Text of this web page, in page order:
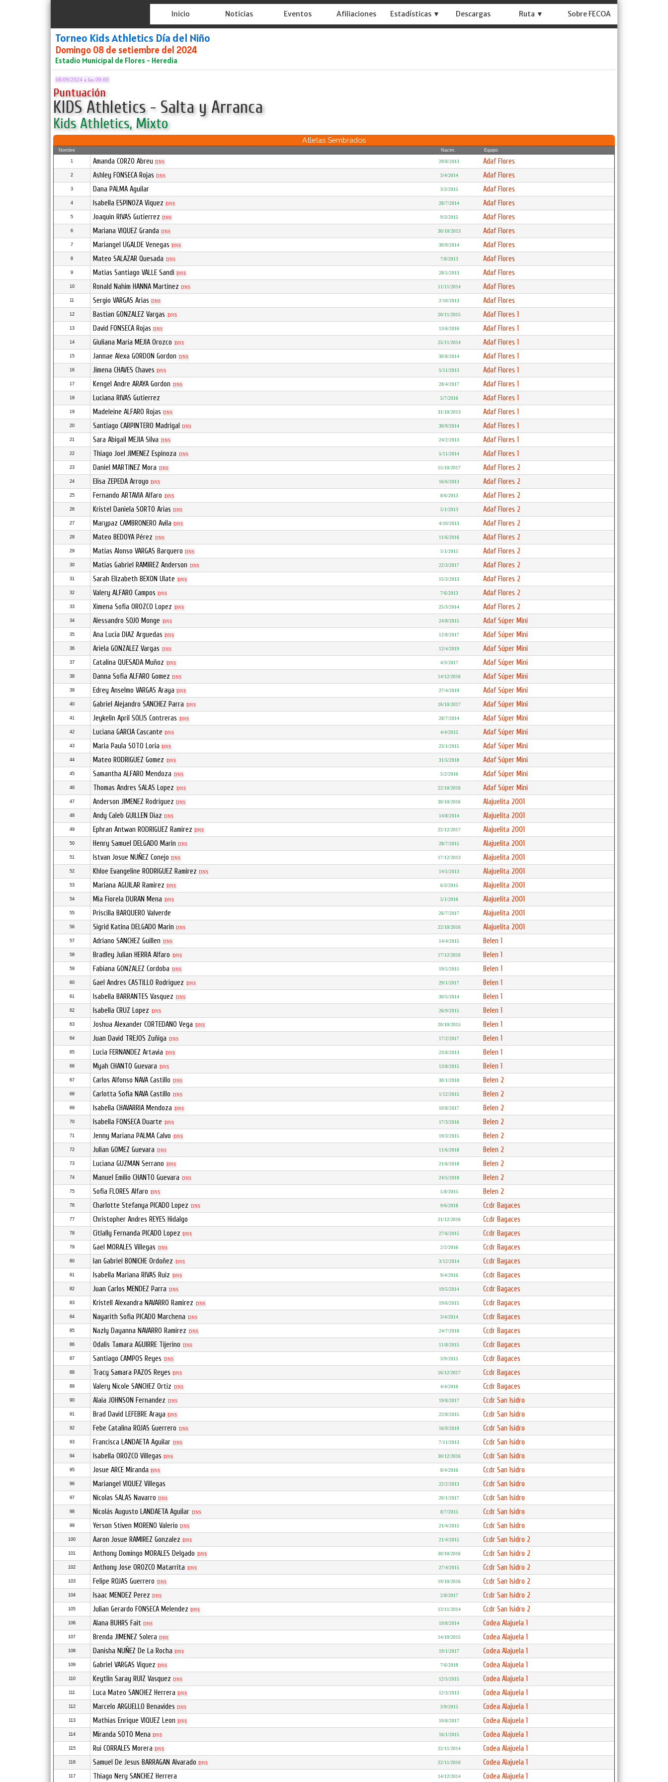
Inicio Noticias Eventos Afiliaciones Estadísticas ▼ Descargas Ruta ▼ Sobre FECOA
Torneo Kids Athletics Día del Niño
Domingo 08 de setiembre del 2024
Estadio Municipal de Flores - Heredia
08/09/2024 a las 09:00
Puntuación
KIDS Athletics - Salta y Arranca
Kids Athletics, Mixto
Atletas Sembrados
Nombre Nacim. Equipo
1 Amanda CORZO Abreu DNS 29/8/2013 Adaf Flores
2 Ashley FONSECA Rojas DNS 3/4/2014 Adaf Flores
3 Dana PALMA Aguilar 3/3/2015 Adaf Flores
4 Isabella ESPINOZA Viquez DNS 28/7/2014 Adaf Flores
5 Joaquin RIVAS Gutierrez DNS 9/3/2015 Adaf Flores
6 Mariana VIQUEZ Granda DNS 30/10/2013 Adaf Flores
7 Mariangel UGALDE Venegas DNS 30/9/2014 Adaf Flores
8 Mateo SALAZAR Quesada DNS 7/8/2013 Adaf Flores
9 Matias Santiago VALLE Sandi DNS 28/5/2013 Adaf Flores
10 Ronald Nahim HANNA Martinez DNS 11/11/2014 Adaf Flores
11 Sergio VARGAS Arias DNS 2/10/2013 Adaf Flores
12 Bastian GONZALEZ Vargas DNS 20/11/2015 Adaf Flores 1
13 David FONSECA Rojas DNS 13/6/2016 Adaf Flores 1
14 Giuliana Maria MEJIA Orozco DNS 25/11/2014 Adaf Flores 1
15 Jannae Alexa GORDON Gordon DNS 30/8/2014 Adaf Flores 1
16 Jimena CHAVES Chaves DNS 5/11/2013 Adaf Flores 1
17 Kengel Andre ARAYA Gordon DNS 28/4/2017 Adaf Flores 1
18 Luciana RIVAS Gutierrez 5/7/2016 Adaf Flores 1
19 Madeleine ALFARO Rojas DNS 31/10/2013 Adaf Flores 1
20 Santiago CARPINTERO Madrigal DNS 30/9/2014 Adaf Flores 1
21 Sara Abigail MEJIA Silva DNS 24/2/2013 Adaf Flores 1
22 Thiago Joel JIMENEZ Espinoza DNS 5/11/2014 Adaf Flores 1
23 Daniel MARTINEZ Mora DNS 15/10/2017 Adaf Flores 2
24 Elisa ZEPEDA Arroyo DNS 16/6/2013 Adaf Flores 2
25 Fernando ARTAVIA Alfaro DNS 8/6/2013 Adaf Flores 2
26 Kristel Daniela SORTO Arias DNS 5/1/2013 Adaf Flores 2
27 Marypaz CAMBRONERO Avila DNS 4/10/2013 Adaf Flores 2
28 Mateo BEDOYA Pérez DNS 11/6/2016 Adaf Flores 2
29 Matias Alonso VARGAS Barquero DNS 5/1/2015 Adaf Flores 2
30 Matias Gabriel RAMIREZ Anderson DNS 22/3/2017 Adaf Flores 2
31 Sarah Elizabeth BEXON Ulate DNS 15/3/2013 Adaf Flores 2
32 Valery ALFARO Campos DNS 7/6/2013 Adaf Flores 2
33 Ximena Sofia OROZCO Lopez DNS 25/3/2014 Adaf Flores 2
34 Alessandro SOJO Monge DNS 24/8/2015 Adaf Súper Mini
35 Ana Lucia DIAZ Arguedas DNS 12/8/2017 Adaf Súper Mini
36 Ariela GONZALEZ Vargas DNS 12/4/2019 Adaf Súper Mini
37 Catalina QUESADA Muñoz DNS 4/3/2017 Adaf Súper Mini
38 Danna Sofia ALFARO Gomez DNS 14/12/2016 Adaf Súper Mini
39 Edrey Anselmo VARGAS Araya DNS 27/4/2019 Adaf Súper Mini
40 Gabriel Alejandro SANCHEZ Parra DNS 16/10/2017 Adaf Súper Mini
41 Jeykelin April SOLIS Contreras DNS 28/7/2014 Adaf Súper Mini
42 Luciana GARCIA Cascante DNS 4/4/2015 Adaf Súper Mini
43 Maria Paula SOTO Loria DNS 23/1/2015 Adaf Súper Mini
44 Mateo RODRIGUEZ Gomez DNS 31/5/2018 Adaf Súper Mini
45 Samantha ALFARO Mendoza DNS 5/2/2016 Adaf Súper Mini
46 Thomas Andres SALAS Lopez DNS 22/10/2016 Adaf Súper Mini
47 Anderson JIMENEZ Rodriguez DNS 30/10/2016 Alajuelita 2001
48 Andy Caleb GUILLEN Diaz DNS 14/8/2014 Alajuelita 2001
49 Ephran Antwan RODRIGUEZ Ramirez DNS 22/12/2017 Alajuelita 2001
50 Henry Samuel DELGADO Marin DNS 28/7/2015 Alajuelita 2001
51 Istvan Josue NUÑEZ Conejo DNS 17/12/2013 Alajuelita 2001
52 Khloe Evangeline RODRIGUEZ Ramirez DNS 14/5/2013 Alajuelita 2001
53 Mariana AGUILAR Ramirez DNS 6/3/2015 Alajuelita 2001
54 Mia Fiorela DURAN Mena DNS 5/1/2016 Alajuelita 2001
55 Priscilla BARQUERO Valverde 26/7/2017 Alajuelita 2001
56 Sigrid Katina DELGADO Marin DNS 22/10/2016 Alajuelita 2001
57 Adriano SANCHEZ Guillen DNS 14/4/2015 Belen 1
58 Bradley Julian HERRA Alfaro DNS 17/12/2016 Belen 1
59 Fabiana GONZALEZ Cordoba DNS 19/5/2015 Belen 1
60 Gael Andres CASTILLO Rodriguez DNS 29/1/2017 Belen 1
61 Isabella BARRANTES Vasquez DNS 30/5/2014 Belen 1
62 Isabella CRUZ Lopez DNS 26/9/2015 Belen 1
63 Joshua Alexander CORTEDANO Vega DNS 20/10/2015 Belen 1
64 Juan David TREJOS Zuñiga DNS 17/2/2017 Belen 1
65 Lucia FERNANDEZ Artavia DNS 23/8/2013 Belen 1
66 Myah CHANTO Guevara DNS 13/8/2015 Belen 1
67 Carlos Alfonso NAVA Castillo DNS 30/1/2018 Belen 2
68 Carlotta Sofia NAVA Castillo DNS 1/12/2015 Belen 2
69 Isabella CHAVARRIA Mendoza DNS 10/8/2017 Belen 2
70 Isabella FONSECA Duarte DNS 17/3/2016 Belen 2
71 Jenny Mariana PALMA Calvo DNS 19/3/2015 Belen 2
72 Julian GOMEZ Guevara DNS 11/6/2018 Belen 2
73 Luciana GUZMAN Serrano DNS 21/6/2018 Belen 2
74 Manuel Emilio CHANTO Guevara DNS 24/5/2018 Belen 2
75 Sofia FLORES Alfaro DNS 5/8/2015 Belen 2
76 Charlotte Stefanya PICADO Lopez DNS 9/6/2018 Ccdr Bagaces
77 Christopher Andres REYES Hidalgo 21/12/2016 Ccdr Bagaces
78 Citlally Fernanda PICADO Lopez DNS 27/6/2015 Ccdr Bagaces
79 Gael MORALES Villegas DNS 2/2/2016 Ccdr Bagaces
80 Ian Gabriel BONICHE Ordoñez DNS 3/12/2014 Ccdr Bagaces
81 Isabella Mariana RIVAS Ruiz DNS 9/4/2016 Ccdr Bagaces
82 Juan Carlos MENDEZ Parra DNS 19/5/2014 Ccdr Bagaces
83 Kristell Alexandra NAVARRO Ramirez DNS 19/6/2015 Ccdr Bagaces
84 Nayarith Sofia PICADO Marchena DNS 3/4/2014 Ccdr Bagaces
85 Nazly Dayanna NAVARRO Ramirez DNS 24/7/2018 Ccdr Bagaces
86 Odalis Tamara AGUIRRE Tijerino DNS 11/8/2015 Ccdr Bagaces
87 Santiago CAMPOS Reyes DNS 3/9/2015 Ccdr Bagaces
88 Tracy Samara PAZOS Reyes DNS 16/12/2017 Ccdr Bagaces
89 Valery Nicole SANCHEZ Ortiz DNS 4/4/2016 Ccdr Bagaces
90 Alaia JOHNSON Fernandez DNS 19/8/2017 Ccdr San Isidro
91 Brad David LEFEBRE Araya DNS 22/8/2015 Ccdr San Isidro
92 Febe Catalina ROJAS Guerrero DNS 16/9/2019 Ccdr San Isidro
93 Francisca LANDAETA Aguilar DNS 7/11/2013 Ccdr San Isidro
94 Isabella OROZCO Villegas DNS 30/12/2016 Ccdr San Isidro
95 Josue ARCE Miranda DNS 8/4/2016 Ccdr San Isidro
96 Mariangel VIQUEZ Villegas 22/2/2013 Ccdr San Isidro
97 Nicolas SALAS Navarro DNS 20/1/2017 Ccdr San Isidro
98 Nicolás Augusto LANDAETA Aguilar DNS 8/7/2015 Ccdr San Isidro
99 Yerson Stiven MORENO Valerio DNS 21/4/2015 Ccdr San Isidro
100 Aaron Josue RAMIREZ Gonzalez DNS 21/4/2015 Ccdr San Isidro 2
101 Anthony Domingo MORALES Delgado DNS 30/10/2016 Ccdr San Isidro 2
102 Anthony Jose OROZCO Matarrita DNS 27/4/2015 Ccdr San Isidro 2
103 Felipe ROJAS Guerrero DNS 19/10/2016 Ccdr San Isidro 2
104 Isaac MENDEZ Perez DNS 2/8/2017 Ccdr San Isidro 2
105 Julian Gerardo FONSECA Melendez DNS 13/11/2014 Ccdr San Isidro 2
106 Alana BUHRS Fait DNS 19/8/2014 Codea Alajuela 1
107 Brenda JIMENEZ Solera DNS 14/10/2015 Codea Alajuela 1
108 Danisha NUÑEZ De La Rocha DNS 19/1/2017 Codea Alajuela 1
109 Gabriel VARGAS Viquez DNS 7/6/2018 Codea Alajuela 1
110 Keytlin Saray RUIZ Vasquez DNS 12/5/2015 Codea Alajuela 1
111 Luca Mateo SANCHEZ Herrera DNS 12/3/2013 Codea Alajuela 1
112 Marcelo ARGUELLO Benavides DNS 3/9/2015 Codea Alajuela 1
113 Mathias Enrique VIQUEZ Leon DNS 10/8/2017 Codea Alajuela 1
114 Miranda SOTO Mena DNS 16/1/2015 Codea Alajuela 1
115 Rui CORRALES Morera DNS 22/11/2014 Codea Alajuela 1
116 Samuel De Jesus BARRAGAN Alvarado DNS 22/11/2016 Codea Alajuela 1
117 Thiago Nery SANCHEZ Herrera 14/12/2014 Codea Alajuela 1